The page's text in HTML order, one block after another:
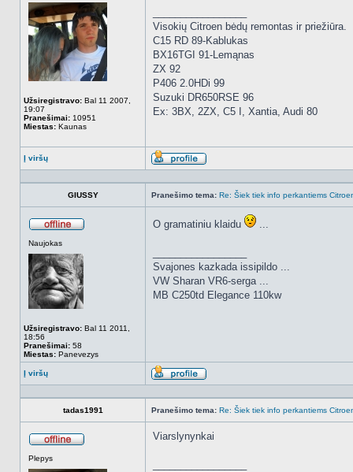
Užsiregistravo: Bal 11 2007,
19:07
Pranešimai: 10951
Miestas: Kaunas
Visokių Citroen bėdų remontas ir priežiūra.
C15 RD 89-Kablukas
BX16TGI 91-Lemąnas
ZX 92
P406 2.0HDi 99
Suzuki DR650RSE 96
Ex: 3BX, 2ZX, C5 I, Xantia, Audi 80
Į viršų
Aprašymas
GIUSSY Pranešimo tema: Re: Šiek tiek info perkantiems
Naujokas
Užsiregistravo: Bal 11 2011,
18:56
Pranešimai: 58
Miestas: Panevezys
O gramatiniu klaidu ...
Svajones kazkada issipildo ...
VW Sharan VR6-serga ...
MB C250td Elegance 110kw
Į viršų
Aprašymas
tadas1991 Pranešimo tema: Re: Šiek tiek info perkantiems
Plepys
Viarslynynkai